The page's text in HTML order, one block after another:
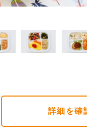
込)
カロリー調整食
426円(1食分/
詳細 を確